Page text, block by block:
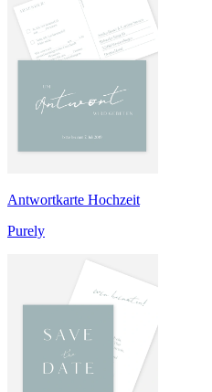
Antwortkarte Hochzeit
Purely